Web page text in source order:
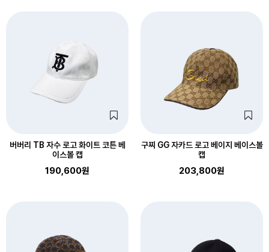
버버리 TB 자수 로고 화이트 코튼 베
이스볼 캡
190,600원
구찌 GG 자카드 로고 베이지 베이스볼
캡
203,800원